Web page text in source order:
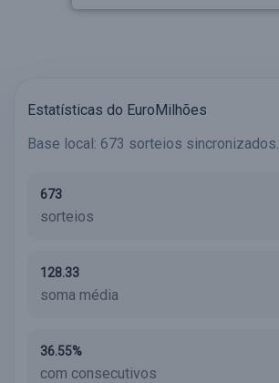
Estatísticas do EuroMilhões
Base local: 673 sorteios sincronizados.
673
sorteios
128.33
soma média
36.55%
com consecutivos